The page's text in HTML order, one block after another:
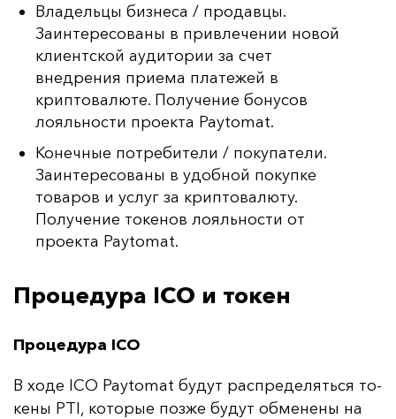
Владельцы бизнеса / продавцы.
Заинтересованы в привлечении новой
клиентской аудитории за счет
внедрения приема платежей в
криптовалюте. Получение бонусов
лояльности проекта Paytomat.
Конечные потребители / покупатели.
Заинтересованы в удобной покупке
товаров и услуг за криптовалюту.
Получение токенов лояльности от
проекта Paytomat.
Процедура ICO и токен
Процедура ICO
В хо­де ICO Paytomat бу­дут рас­пре­де­лять­ся то­
ке­ны PTI, ко­то­рые поз­же бу­дут об­ме­не­ны на